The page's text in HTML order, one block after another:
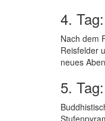
4.
Nach dem
Reisfelder
neues
5.